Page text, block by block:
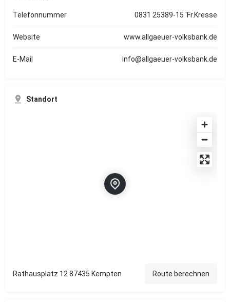
Telefonnummer 0831 25389-15 'Fr.Kresse
Website www.allgaeuer-volksbank.de
E-Mail info@allgaeuer-volksbank.de
Standort
Rathausplatz 12 87435 Kempten Route berechnen